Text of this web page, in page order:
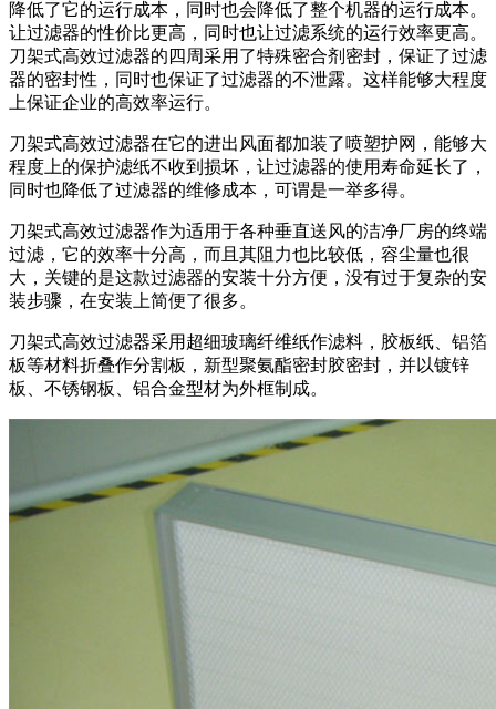
降低了它的运行成本，同时也会降低了整个机器的运行成本。
让过滤器的性价比更高，同时也让过滤系统的运行效率更高。
刀架式高效过滤器的四周采用了特殊密合剂密封，保证了过滤
器的密封性，同时也保证了过滤器的不泄露。这样能够大程度
上保证企业的高效率运行。
刀架式高效过滤器在它的进出风面都加装了喷塑护网，能够大
程度上的保护滤纸不收到损坏，让过滤器的使用寿命延长了，
同时也降低了过滤器的维修成本，可谓是一举多得。
刀架式高效过滤器作为适用于各种垂直送风的洁净厂房的终端
过滤，它的效率十分高，而且其阻力也比较低，容尘量也很
大，关键的是这款过滤器的安装十分方便，没有过于复杂的安
装步骤，在安装上简便了很多。
刀架式高效过滤器采用超细玻璃纤维纸作滤料，胶板纸、铝箔
板等材料折叠作分割板，新型聚氨酯密封胶密封，并以镀锌
板、不锈钢板、铝合金型材为外框制成。